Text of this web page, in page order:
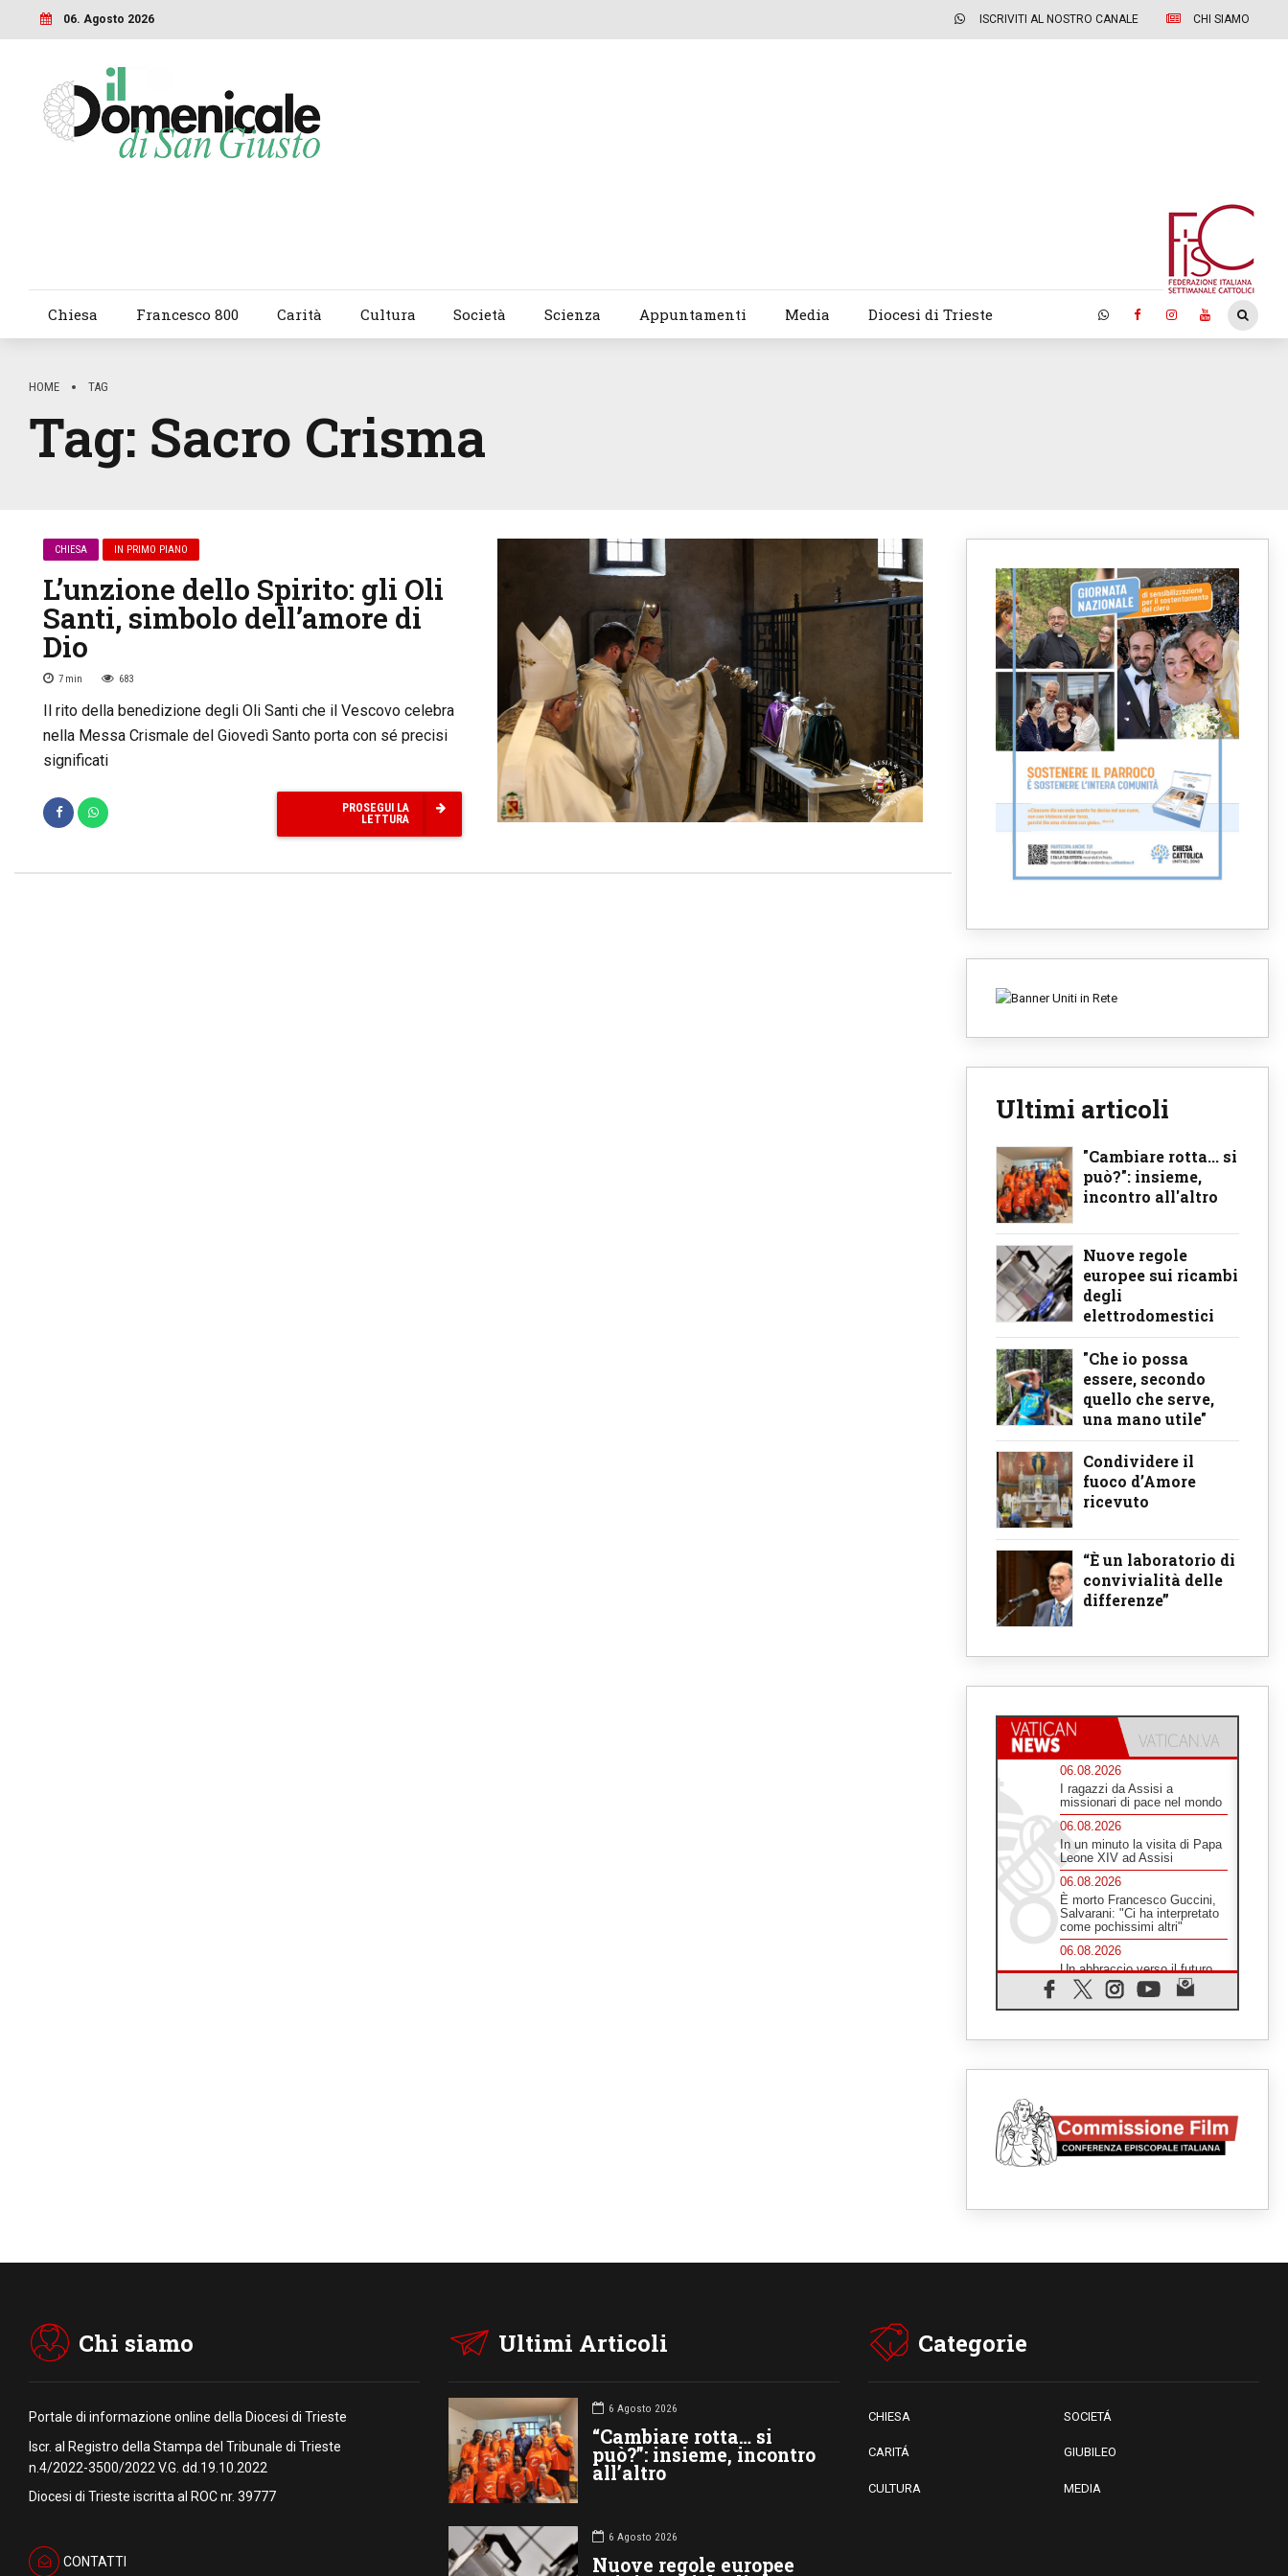
06. Agosto 2026 ISCRIVITI AL NOSTRO CANALE CHI SIAMO
Chiesa Francesco 800 Carità Cultura Società Scienza Appuntamenti Media Diocesi di Trieste
HOME TAG
Tag: Sacro Crisma
CHIESA IN PRIMO PIANO
L’unzione dello Spirito: gli Oli
Santi, simbolo dell’amore di
Dio
7 min 683
Il rito della benedizione degli Oli Santi che il Vescovo celebra
nella Messa Crismale del Giovedì Santo porta con sé precisi
significati
PROSEGUI LA
LETTURA
Ultimi articoli
"Cambiare rotta... si
può?": insieme,
incontro all'altro
Nuove regole
europee sui ricambi
degli
elettrodomestici
"Che io possa
essere, secondo
quello che serve,
una mano utile"
Condividere il
fuoco d’Amore
ricevuto
“È un laboratorio di
convivialità delle
differenze”
06.08.2026
I ragazzi da Assisi a
missionari di pace nel mondo
06.08.2026
In un minuto la visita di Papa
Leone XIV ad Assisi
06.08.2026
È morto Francesco Guccini,
Salvarani: "Ci ha interpretato
come pochissimi altri"
06.08.2026
Un abbraccio verso il futuro,
la grande festa del Papa e dei
giovani ad Assisi
Il grazie dei giovani al Papa:
separano gli esseri umani
06.08.2026
06.08.2026
Hiroshima e Nagasaki, 81
di preghiera per la pace"
Chi siamo
Portale di informazione online della Diocesi di Trieste
Iscr. al Registro della Stampa del Tribunale di Trieste
n.4/2022-3500/2022 V.G. dd.19.10.2022
Diocesi di Trieste iscritta al ROC nr. 39777
CONTATTI
Ultimi Articoli
6 Agosto 2026
“Cambiare rotta… si
può?”: insieme, incontro
all’altro
6 Agosto 2026
Nuove regole europee
Categorie
CHIESA SOCIETÁ
CARITÁ GIUBILEO
CULTURA MEDIA